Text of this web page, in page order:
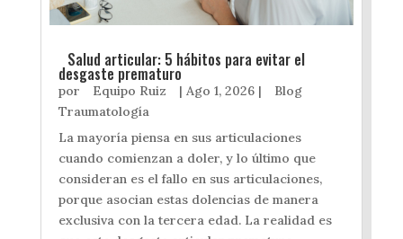
Salud articular: 5 hábitos para evitar el
desgaste prematuro
por Equipo Ruiz | Ago 1, 2026|
Blog
Traumatología
La mayoría piensa en sus articulaciones
cuando comienzan a doler, y lo último que
consideran es el fallo en sus articulaciones,
porque asocian estas dolencias de manera
exclusiva con la tercera edad. La realidad es